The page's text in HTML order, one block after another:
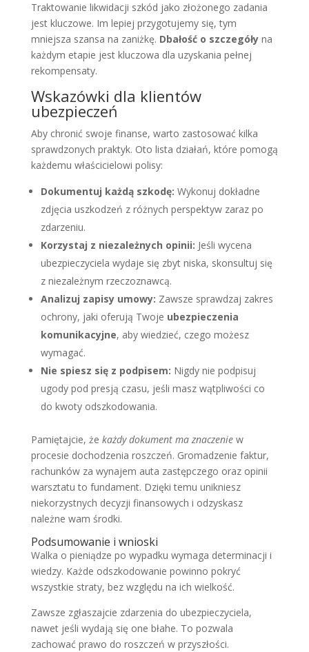
Traktowanie likwidacji szkód jako złożonego zadania
jest kluczowe. Im lepiej przygotujemy się, tym
mniejsza szansa na zaniżkę. Dbałość o szczegółyna
każdym etapie jest kluczowa dla uzyskania pełnej
rekompensaty.
Wskazówki dla klientów
ubezpieczeń
Aby chronić swoje finanse, warto zastosować kilka
sprawdzonych praktyk. Oto lista działań, które pomogą
każdemu właścicielowi polisy:
Dokumentuj każdą szkodę: Wykonuj dokładne
zdjęcia uszkodzeń z różnych perspektyw zaraz po
zdarzeniu.
Korzystaj z niezależnych opinii: Jeśli wycena
ubezpieczyciela wydaje się zbyt niska, skonsultuj się
z niezależnym rzeczoznawcą.
Analizuj zapisy umowy: Zawsze sprawdzaj zakres
ochrony, jaki oferują Twoje ubezpieczenia
komunikacyjne, aby wiedzieć, czego możesz
wymagać.
Nie spiesz się z podpisem: Nigdy nie podpisuj
ugody pod presją czasu, jeśli masz wątpliwości co
do kwoty odszkodowania.
Pamiętajcie, że każdy dokument ma znaczeniew
procesie dochodzenia roszczeń. Gromadzenie faktur,
rachunków za wynajem auta zastępczego oraz opinii
warsztatu to fundament. Dzięki temu unikniesz
niekorzystnych decyzji finansowych i odzyskasz
należne wam środki.
Podsumowanie i wnioski
Walka o pieniądze po wypadku wymaga determinacji i
wiedzy. Każde odszkodowanie powinno pokryć
wszystkie straty, bez względu na ich wielkość.
Zawsze zgłaszajcie zdarzenia do ubezpieczyciela,
nawet jeśli wydają się one błahe. To pozwala
zachować prawo do roszczeń w przyszłości.